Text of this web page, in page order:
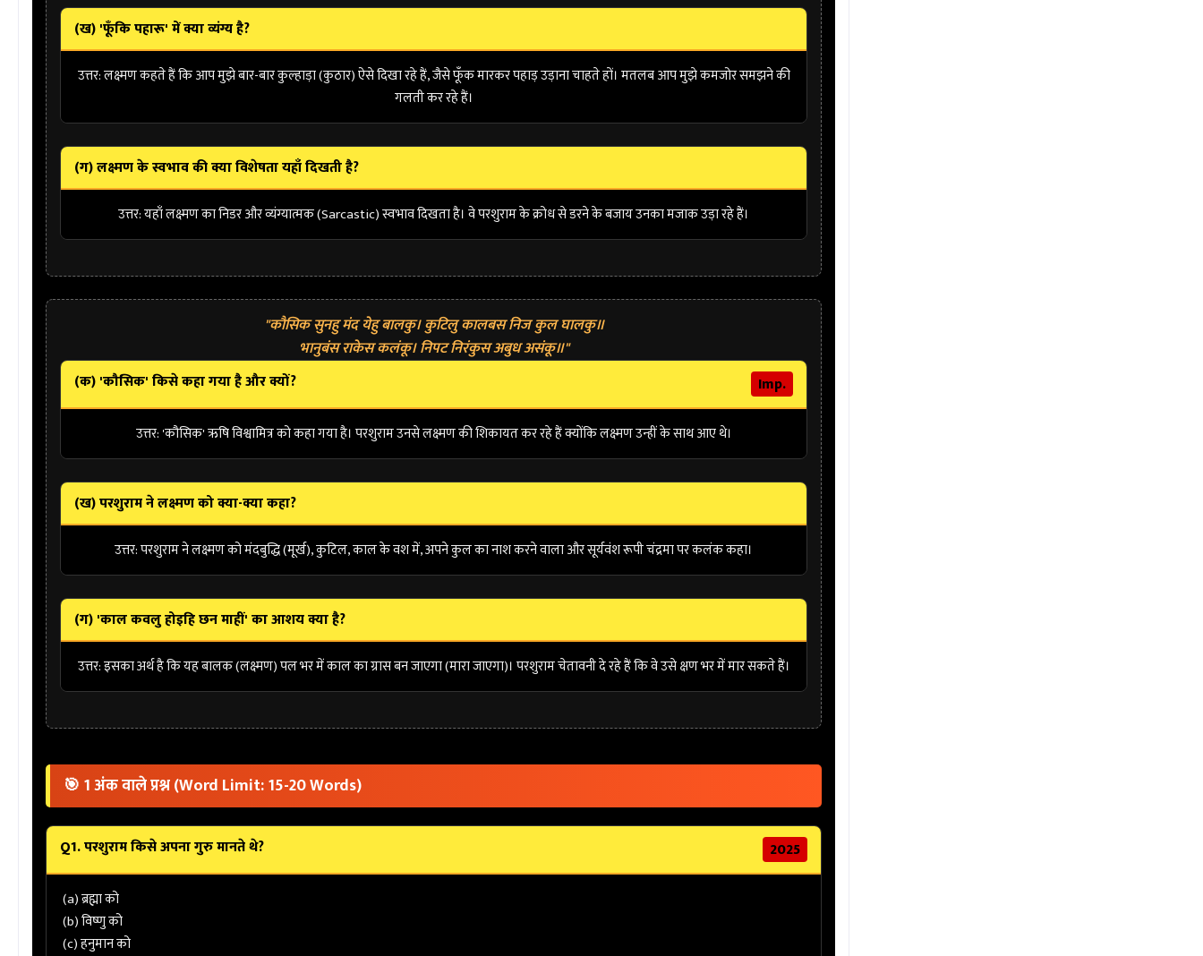
(ख) 'फूँकि पहारू' में क्या व्यंग्य है?
उत्तर:लक्ष्मण कहते हैं कि आप मुझे बार-बार कुल्हाड़ा (कुठार) ऐसे दिखा रहे हैं, जैसेफूँक मारकर पहाड़ उड़ानाचाहते हों। मतलब आप मुझे कमजोर समझने की
गलती कर रहे हैं।
(ग) लक्ष्मण के स्वभाव की क्या विशेषता यहाँ दिखती है?
उत्तर:यहाँ लक्ष्मण कानिडर और व्यंग्यात्मक(Sarcastic) स्वभाव दिखता है। वे परशुराम के क्रोध से डरने के बजाय उनका मजाक उड़ा रहे हैं।
"कौसिक सुनहु मंद येहु बालकु। कुटिलु कालबस निज कुल घालकु॥
भानुबंस राकेस कलंकू। निपट निरंकुस अबुध असंकू॥"
(क) 'कौसिक' किसे कहा गया है और क्यों? Imp.
उत्तर: 'कौसिक' ऋषिविश्वामित्रको कहा गया है। परशुराम उनसे लक्ष्मण की शिकायत कर रहे हैं क्योंकि लक्ष्मण उन्हीं के साथ आए थे।
(ख) परशुराम ने लक्ष्मण को क्या-क्या कहा?
उत्तर:परशुराम ने लक्ष्मण को मंदबुद्धि (मूर्ख), कुटिल, काल के वश में, अपने कुल का नाश करने वाला और सूर्यवंश रूपी चंद्रमा पर कलंक कहा।
(ग) 'काल कवलु होइहि छन माहीं' का आशय क्या है?
उत्तर:इसका अर्थ है कि यह बालक (लक्ष्मण) पल भर में काल का ग्रास बन जाएगा (मारा जाएगा)। परशुराम चेतावनी दे रहे हैं कि वे उसे क्षण भर में मार सकते हैं।
🎯 1 अंक वाले प्रश्न (Word Limit: 15-20 Words)
Q1. परशुराम किसे अपना गुरु मानते थे? 2025
(a) ब्रह्मा को
(b) विष्णु को
(c) हनुमान को